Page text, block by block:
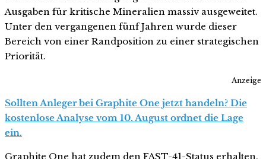
Ausgaben für kritische Mineralien massiv ausgeweitet.
Unter den vergangenen fünf Jahren wurde dieser
Bereich von einer Randposition zu einer strategischen
Priorität.
Anzeige
Sollten Anleger bei Graphite One jetzt handeln? Die
kostenlose Analyse vom 10. August ordnet die Lage
ein.
Graphite One hat zudem den FAST-41-Status erhalten.